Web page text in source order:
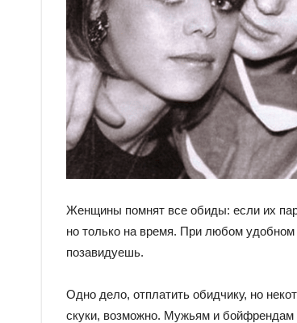
Женщины помнят все обиды: если их
но только на время. При любом удобном
позавидуешь.
Одно дело, отплатить обидчику, но
скуки, возможно. Мужьям и бойфрендам